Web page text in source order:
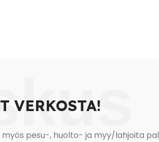
VERKOSTA!
pesu-, huolto- ja myy/lahjoita